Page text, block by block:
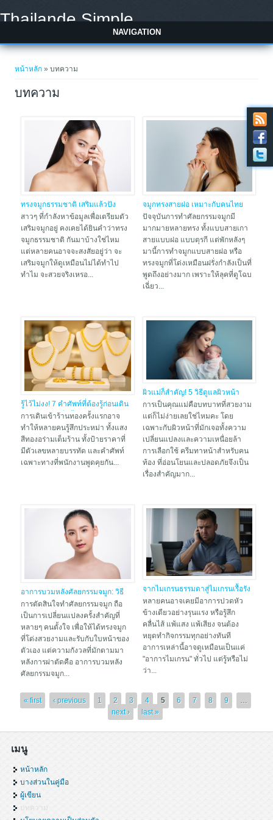
Thailande Simple
NAVIGATION
หน้าหลัก » บทความ
บทความ
ทรงจมูกธรรมชาติ เสริมแล้วปัง
มาดู 5 ทรงยอดฮิตที่ทำแล้วไม่มี
โป๊ะ
สาวๆ ที่กำลังหาข้อมูลเพื่อเตรียมตัว
เสริมจมูกอยู่ คงเคยได้ยินคำว่าทรง
จมูกธรรมชาติ กันมาบ้างใช่ไหม
แต่หลายคนอาจจะสงสัยอยู่ว่า จะ
เสริมจมูกให้ดูเหมือนไม่ได้ทำไป
ทำไม จะสวยจริงเหรอ...
จมูกทรงสายฝอ เหมาะกับคนไทย
จริงหรือไม่?
ปัจจุบันการทำศัลยกรรมจมูกมี
มากมายหลายทรง ทั้งแบบสายเกา
สายแบบฝอ แบบตุรกี แต่พักหลังๆ
มานี้การทำจมูกแบบสายฝอ หรือ
ทรงจมูกที่โด่งเหมือนฝรั่งกำลังเป็นที่
พูดถึงอย่างมาก เพราะให้ลุคที่ดูโฉบ
เฉี่ยว...
รู้ไว้ไม่งง! 7 คำศัพท์ที่ต้องรู้ก่อนเดิน
เข้าร้านทองเพื่อซื้อ "ทองรูปพรรณ"
การเดินเข้าร้านทองครั้งแรกอาจ
ทำให้หลายคนรู้สึกประหม่า ทั้งแสง
สีทองอร่ามเต็มร้าน ทั้งป้ายราคาที่
มีตัวเลขหลายบรรทัด และคำศัพท์
เฉพาะทางที่พนักงานพูดคุยกัน...
ผิวแม่ก็สำคัญ! 5 วิธีดูแลผิวหน้า
ด้วย ครีมทาหน้าสำหรับคนท้อง ให้
สวยใส ไม่โทรม
การเป็นคุณแม่คือบทบาทที่สวยงาม
แต่ก็ไม่ง่ายเลยใช่ไหมคะ โดย
เฉพาะกับผิวหน้าที่มักเจอทั้งความ
เปลี่ยนแปลงและความเหนื่อยล้า
การเลือกใช้ ครีมทาหน้าสำหรับคน
ท้อง ที่อ่อนโยนและปลอดภัยจึงเป็น
เรื่องสำคัญมาก...
อาการบวมหลังศัลยกรรมจมูก: วิธี
ลดบวมและดูแลตัวเองให้หายไว
การตัดสินใจทำศัลยกรรมจมูก ถือ
เป็นการเปลี่ยนแปลงครั้งสำคัญที่
หลายๆ คนตั้งใจ เพื่อให้ได้ทรงจมูก
ที่โด่งสวยงามและรับกับใบหน้าของ
ตัวเอง แต่ความกังวลที่มักตามมา
หลังการผ่าตัดคือ อาการบวมหลัง
ศัลยกรรมจมูก...
จากไมเกรนธรรมดาสู่ไมเกรนเรื้อรัง
จุดเปลี่ยนชีวิตที่ไม่ควรมองข้าม
หลายคนอาจเคยมีอาการปวดหัว
ข้างเดียวอย่างรุนแรง หรือรู้สึก
คลื่นไส้ แพ้แสง แพ้เสียง จนต้อง
หยุดทำกิจกรรมทุกอย่างทันที
อาการเหล่านี้อาจดูเหมือนเป็นแค่
"อาการไมเกรน" ทั่วไป แต่รู้หรือไม่
ว่า...
Pages
« first ‹ previous 1 2 3 4 5 6 7 8 9
…
next ›
last »
เมนู
หน้าหลัก
บางส่วนในคู่มือ
ผู้เขียน